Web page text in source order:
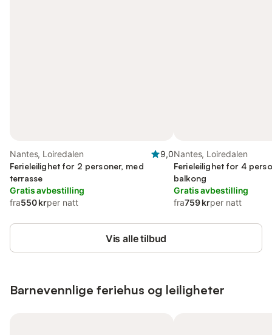
Nantes, Loiredalen
9,0
Ferieleilighet for 2 personer, med
terrasse
Gratis avbestilling
fra550 krper natt
Nantes, Loiredalen
Ferieleilighet for 4
balkong
Gratis avbestilling
fra759 krper natt
Vis alle tilbud
Barnevennlige feriehus og leiligheter